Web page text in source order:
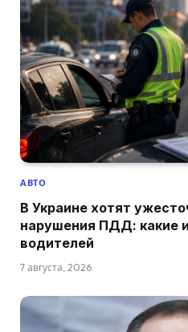
АВТО
В Украине хотят
нарушения ПДД: какие
водителей
7 августа, 2026